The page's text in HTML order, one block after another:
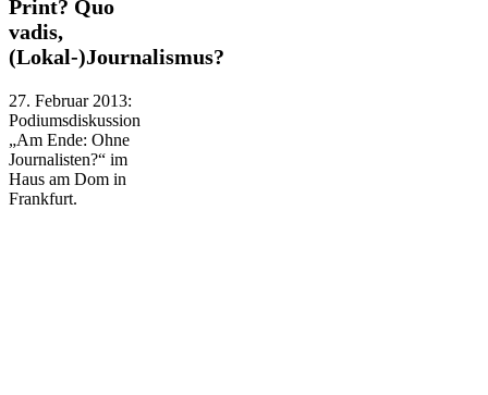
Print?
Quo
vadis,
Print? Quo
vadis,
(Lokal-)Journalismus?
27. Februar 2013:
Podiumsdiskussion
„Am Ende: Ohne
Journalisten?“ im
Haus am Dom in
Frankfurt.